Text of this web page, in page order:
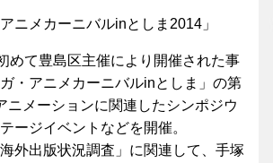
ニメカーニバルinとしま2014」
めて豊島区主催により開催された事
・アニメカーニバルinとしま」の第
ニメーションに関連したシンポジウ
ージイベントなどを開催。
海外出版状況調査」に関連して、手塚